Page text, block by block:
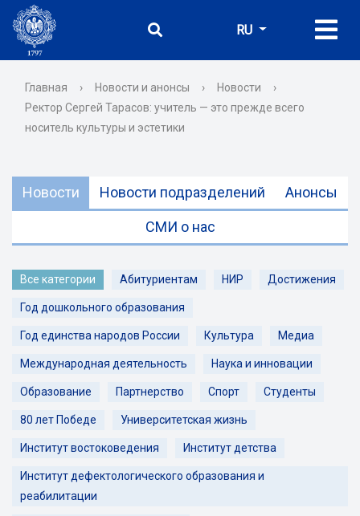
RU
Главная › Новости и анонсы › Новости
›
Ректор Сергей Тарасов: учитель — это прежде всего
носитель культуры и эстетики
Новости Новости подразделений Анонсы
СМИ о нас
Все категории Абитуриентам НИР Достижения
Год дошкольного образования
Год единства народов России Культура Медиа
Международная деятельность Наука и инновации
Образование Партнерство Спорт Студенты
80 лет Победе Университетская жизнь
Институт востоковедения Институт детства
Институт дефектологического образования и
реабилитации